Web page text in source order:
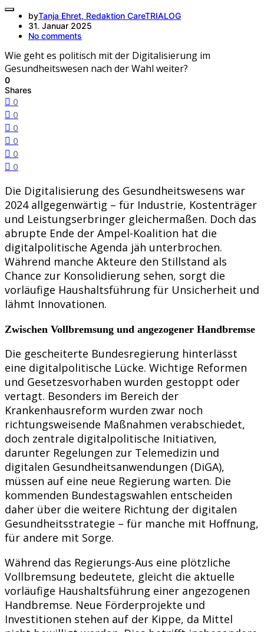
byTanja Ehret, Redaktion CareTRIALOG
31. Januar 2025
No comments
Wie geht es politisch mit der Digitalisierung im
Gesundheitswesen nach der Wahl weiter?
0
Shares
0
0
0
0
0
0
Die Digitalisierung des Gesundheitswesens war
2024 allgegenwärtig – für Industrie, Kostenträger
und Leistungserbringer gleichermaßen. Doch das
abrupte Ende der Ampel-Koalition hat die
digitalpolitische Agenda jäh unterbrochen.
Während manche Akteure den Stillstand als
Chance zur Konsolidierung sehen, sorgt die
vorläufige Haushaltsführung für Unsicherheit und
lähmt Innovationen.
Zwischen Vollbremsung und angezogener Handbremse
Die gescheiterte Bundesregierung hinterlässt
eine digitalpolitische Lücke. Wichtige Reformen
und Gesetzesvorhaben wurden gestoppt oder
vertagt. Besonders im Bereich der
Krankenhausreform wurden zwar noch
richtungsweisende Maßnahmen verabschiedet,
doch zentrale digitalpolitische Initiativen,
darunter Regelungen zur Telemedizin und
digitalen Gesundheitsanwendungen (DiGA),
müssen auf eine neue Regierung warten. Die
kommenden Bundestagswahlen entscheiden
daher über die weitere Richtung der digitalen
Gesundheitsstrategie – für manche mit Hoffnung,
für andere mit Sorge.
Während das Regierungs-Aus eine plötzliche
Vollbremsung bedeutete, gleicht die aktuelle
vorläufige Haushaltsführung einer angezogenen
Handbremse. Neue Förderprojekte und
Investitionen stehen auf der Kippe, da Mittel